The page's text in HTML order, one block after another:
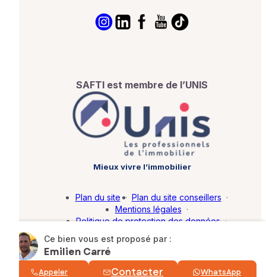
Ce bien vous est proposé par :
Emilien Carré
Appeler Contacter WhatsApp
SAFTI est membre de l’UNIS
Mieux vivre l’immobilier
© SAFTI 2026. Tous droits réservés.
Plan du site · Plan du site conseillers ·
Mentions légales ·
Politique de protection des données ·